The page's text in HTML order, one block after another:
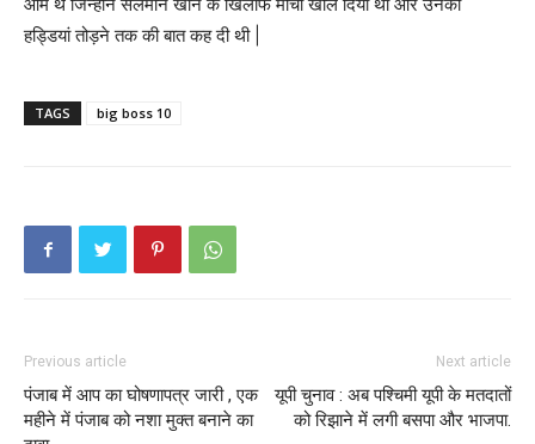
हड्डियां तोड़ने तक की बात कह दी थी |
TAGS big boss 10
Previous article
पंजाब में आप का घोषणापत्र जारी , एक
महीने में पंजाब को नशा मुक्त बनाने का
Next article
यूपी चुनाव : अब पश्चिमी यूपी के मतदातों
को रिझाने में लगी बसपा और भाजपा.